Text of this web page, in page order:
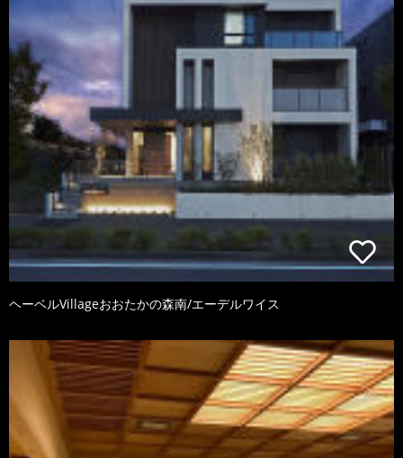
ヘーベルVillageおおたかの森南/エーデルワイス